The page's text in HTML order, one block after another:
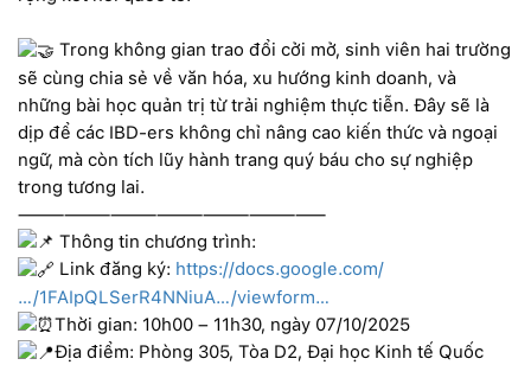
Trong không gian trao đổi cởi mở, sinh viên hai trường
sẽ cùng chia sẻ về văn hóa, xu hướng kinh doanh, và
những bài học quản trị từ trải nghiệm thực tiễn. Đây sẽ là
dịp để các IBD-ers không chỉ nâng cao kiến thức và ngoại
ngữ, mà còn tích lũy hành trang quý báu cho sự nghiệp
trong tương lai.
————————————————————
Thông tin chương trình:
Link đăng ký: https://docs.google.com/
…/1FAIpQLSerR4NNiuA…/viewform…
Thời gian: 10h00 – 11h30, ngày 07/10/2025
Địa điểm: Phòng 305, Tòa D2, Đại học Kinh tế Quốc